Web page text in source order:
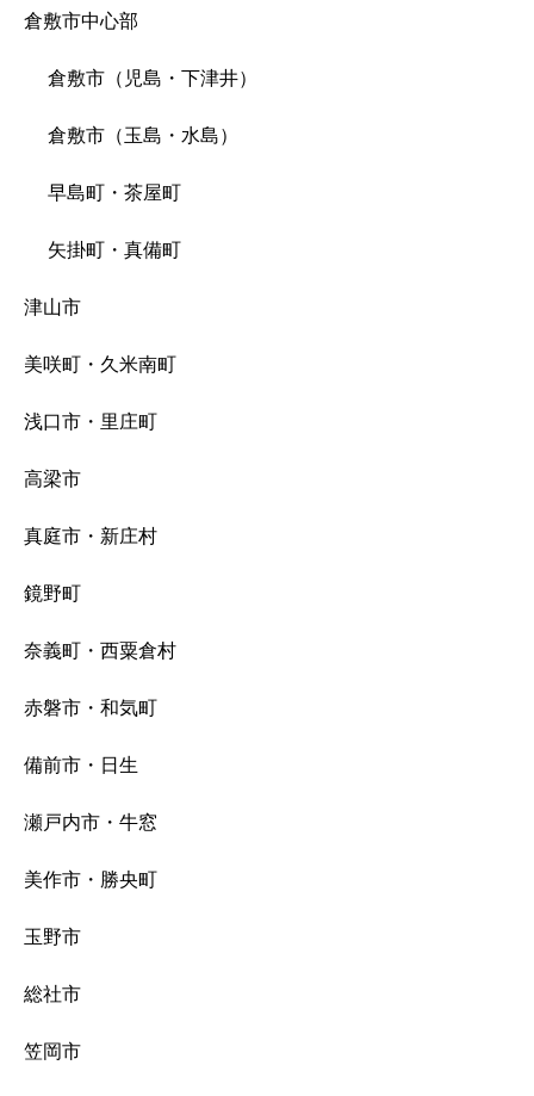
倉敷市中心部
倉敷市（児島・下津井）
倉敷市（玉島・水島）
早島町・茶屋町
矢掛町・真備町
津山市
美咲町・久米南町
浅口市・里庄町
高梁市
真庭市・新庄村
鏡野町
奈義町・西粟倉村
赤磐市・和気町
備前市・日生
瀬戸内市・牛窓
美作市・勝央町
玉野市
総社市
笠岡市